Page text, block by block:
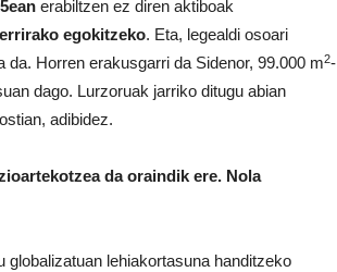
erabiltzen ez diren aktiboak
egokitzeko. Eta, legealdi osoari
da. Horren erakusgarri da Sidenor, 99.000 m2-
dago. Lurzoruak jarriko ditugu abian
adibidez.
da oraindik ere. Nola
lehiakortasuna handitzeko